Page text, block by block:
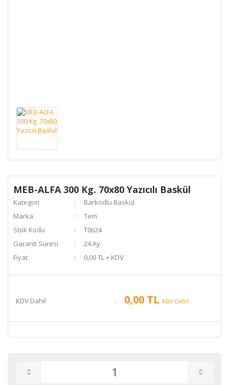
MEB-ALFA 300 Kg. 70x80 Yazıcılı Baskül
Kategori
Barkodlu Baskül
Marka
Tem
Stok Kodu
T0624
Garanti Süresi
24 Ay
Fiyat
0,00 TL + KDV
KDV Dahil 0,00 TL KDV Dahil